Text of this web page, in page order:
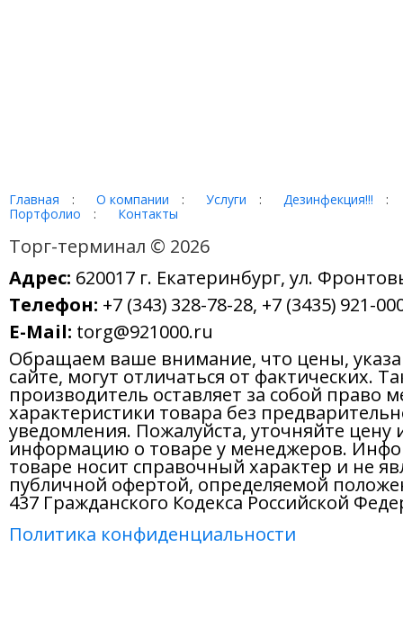
Главная : О компании : Услуги : Дезинфекция!!!
:
Портфолио
: Контакты
Торг-терминал © 2026
Адрес: 620017 г. Екатеринбург, ул.
Телефон: +7 (343) 328-78-28, +7 (3435) 921-
E-Mail: torg@921000.ru
Обращаем ваше внимание, что цены,
сайте, могут отличаться от фактических.
производитель оставляет за собой право
характеристики товара без
уведомления. Пожалуйста, уточняйте цену
информацию о товаре у менеджеров.
товаре носит справочный характер и не
публичной офертой, определяемой
437 Гражданского Кодекса Российской
Политика конфиденциальности